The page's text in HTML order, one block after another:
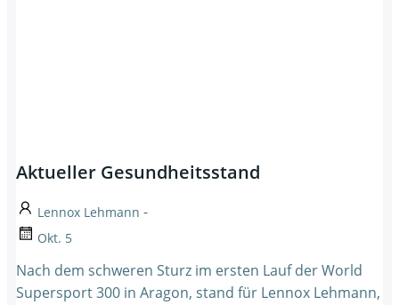
Aktueller Gesundheitsstand
Lennox Lehmann -
Okt. 5
Nach dem schweren Sturz im ersten Lauf der World
Supersport 300 in Aragon, stand für Lennox Lehmann,